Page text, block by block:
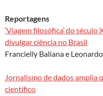
Reportagens
‘Viagem filosófica’ do
divulgar ciência no Brasil
Francielly Baliana e
Jornalismo de dados
científico